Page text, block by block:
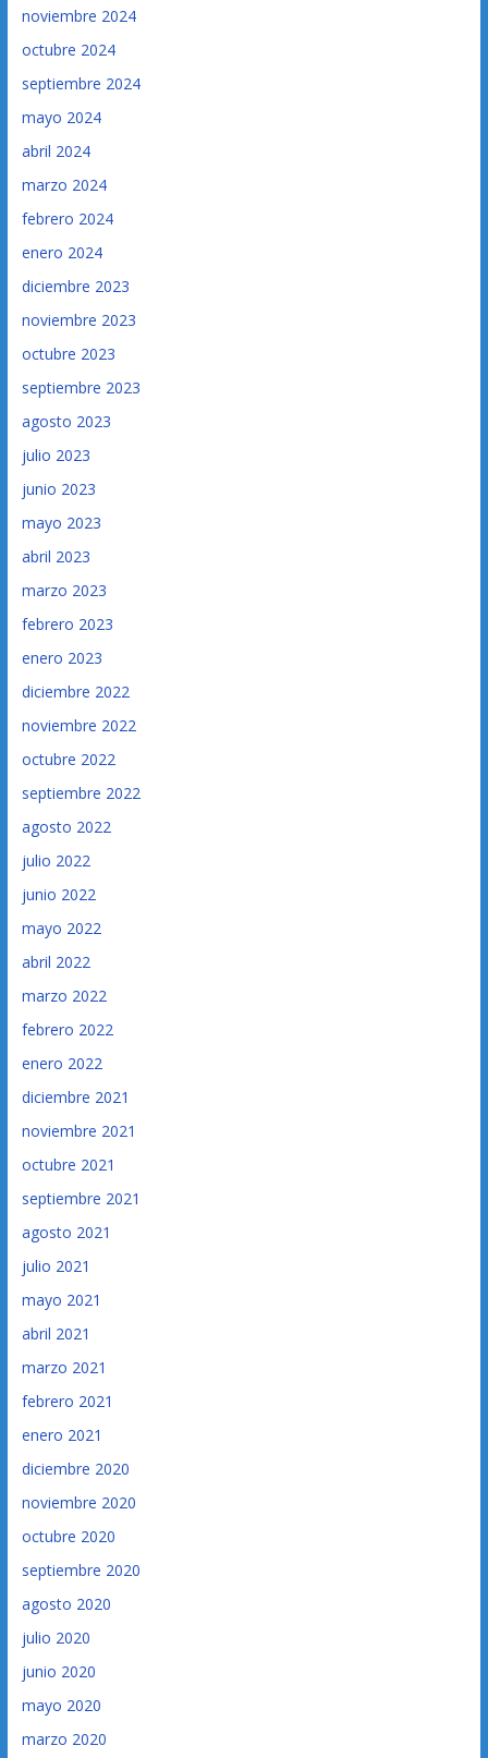
noviembre 2024
octubre 2024
septiembre 2024
mayo 2024
abril 2024
marzo 2024
febrero 2024
enero 2024
diciembre 2023
noviembre 2023
octubre 2023
septiembre 2023
agosto 2023
julio 2023
junio 2023
mayo 2023
abril 2023
marzo 2023
febrero 2023
enero 2023
diciembre 2022
noviembre 2022
octubre 2022
septiembre 2022
agosto 2022
julio 2022
junio 2022
mayo 2022
abril 2022
marzo 2022
febrero 2022
enero 2022
diciembre 2021
noviembre 2021
octubre 2021
septiembre 2021
agosto 2021
julio 2021
mayo 2021
abril 2021
marzo 2021
febrero 2021
enero 2021
diciembre 2020
noviembre 2020
octubre 2020
septiembre 2020
agosto 2020
julio 2020
junio 2020
mayo 2020
marzo 2020